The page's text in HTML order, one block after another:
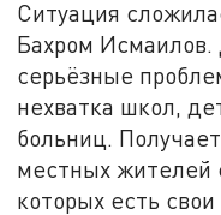
Ситуация
Бахром Исмаилов.
серьёзные
нехватка школ,
больниц.
местных жителей
которых есть